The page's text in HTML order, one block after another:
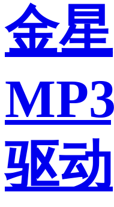
金星
驱动